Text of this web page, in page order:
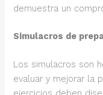
demuestra un
Simulacros de
Los simulacros son
evaluar y mejorar la